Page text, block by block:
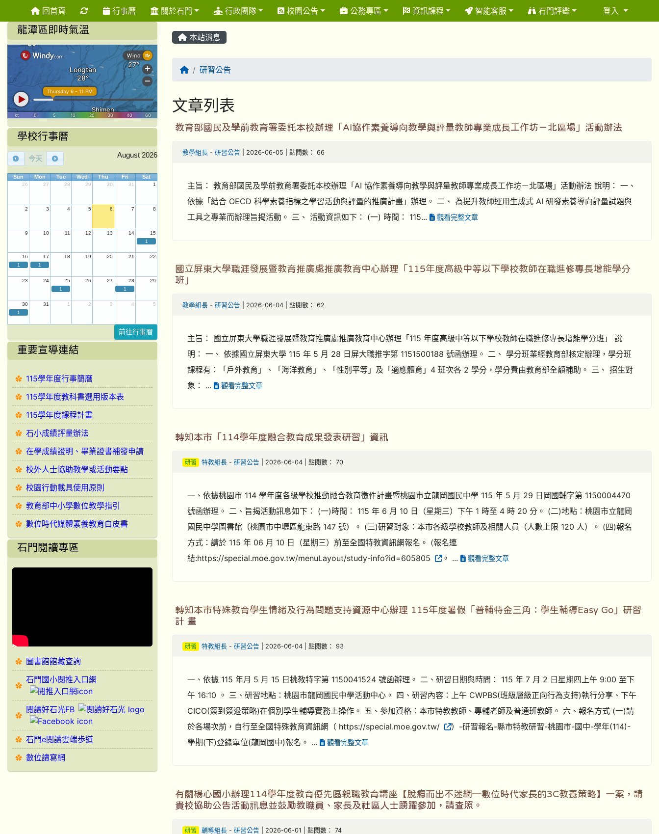
回首頁 重新取得佈景設定
行事曆 關於石門 行政團隊 校園公告 公務專區 資訊課程 智能客服 石門評鑑 登入
本站消息
回首頁研習公告
文章列表
教育部國民及學前教育署委託本校辦理「AI協作素養導向教學與評量教師專業成長工作坊－北區場」活動辦法
教學組長 - 研習公告 | 2026-06-05 | 點閱數： 66
主旨： 教育部國民及學前教育署委託本校辦理「AI 協作素養導向教學與評量教師專業成長工作坊－北區場」活動辦法 說明： 一、
依據「結合 OECD 科學素養指標之學習活動與評量的推廣計畫」辦理。 二、 為提升教師運用生成式 AI 研發素養導向評量試題與
工具之專業而辦理旨揭活動。 三、 活動資訊如下： (一) 時間： 115...
觀看完整文章
國立屏東大學職涯發展暨教育推廣處推廣教育中心辦理「115年度高級中等以下學校教師在職進修專長增能學分
班」
教學組長 - 研習公告 | 2026-06-04 | 點閱數： 62
主旨： 國立屏東大學職涯發展暨教育推廣處推廣教育中心辦理「115 年度高級中等以下學校教師在職進修專長增能學分班」 說
明： 一、 依據國立屏東大學 115 年 5 月 28 日屏大職推字第 1151500188 號函辦理。 二、 學分班業經教育部核定辦理，學分班
課程有：「戶外教育」、「海洋教育」、「性別平等」及「適應體育」4 班次各 2 學分，學分費由教育部全額補助。 三、 招生對
象： ...
觀看完整文章
轉知本市「114學年度融合教育成果發表研習」資訊
研習 特教組長- 研習公告 | 2026-06-04 | 點閱數： 70
一、依據桃園市 114 學年度各級學校推動融合教育徵件計畫暨桃園市立龍岡國民中學 115 年 5 月 29 日岡國輔字第 1150004470
號函辦理。 二、旨揭活動訊息如下： (一)時間： 115 年 6 月 10 日（星期三）下午 1 時至 4 時 20 分。 (二)地點：桃園市立龍岡
國民中學圖書館（桃園市中壢區龍東路 147 號）。 (三)研習對象：本市各級學校教師及相關人員（人數上限 120 人）。 (四)報名
方式：請於 115 年 06 月 10 日（星期三）前至全國特教資訊網報名。 (報名連
結:https://special.moe.gov.tw/menuLayout/study-info?id=605805
。 ... 觀看完整文章
轉知本市特殊教育學生情緒及行為問題支持資源中心辦理 115年度暑假「普輔特金三角：學生輔導Easy Go」研習
計 畫
研習 特教組長- 研習公告 | 2026-06-04 | 點閱數： 93
一、依據 115 年月 5 月 15 日桃教特字第 1150041524 號函辦理。 二、研習日期與時間： 115 年 7 月 2 日星期四上午 9:00 至下
午 16:10 。 三、研習地點：桃園市龍岡國民中學活動中心。 四、研習內容：上午 CWPBS(班級層級正向行為支持)執行分享、下午
CICO(簽到簽退策略)在個別學生輔導實務上操作。 五、參加資格：本市特教教師、專輔老師及普通班教師。 六、報名方式 (一)請
於各場次前，自行至全國特殊教育資訊網（ https://special.moe.gov.tw/
）-研習報名-縣市特教研習-桃園市-國中-學年(114)-
學期(下)登錄單位(龍岡國中)報名。 ...
觀看完整文章
有關楊心國小辦理114學年度教育優先區親職教育講座【脫癮而出不迷網—數位時代家長的3C教養策略】一案，請
貴校協助公告活動訊息並鼓勵教職員、家長及社區人士踴躍參加，請查照。
研習 輔導組長- 研習公告 | 2026-06-01 | 點閱數： 74
龍潭區即時氣溫
學校行事曆
今天 August 2026
Sun Mon Tue Wed Thu Fri Sat
26 27 28 29 30 31 1
2 3 4 5 6 7 8
9 10 11 12 13 14
15
1
16 17 18 19 20 21
22
1
1
23 24 25 26 27 28
29
1
1
30 31 1 2 3 4
5
1
前往行事曆
重要宣導連結
115學年度行事簡曆
115學年度教科書選用版本表
115學年度課程計畫
石小成績評量辦法
在學成績證明、畢業證書補發申請
校外人士協助教學或活動要點
校園行動載具使用原則
教育部中小學數位教學指引
數位時代媒體素養教育白皮書
石門閱讀專區
圖書館館藏查詢
石門國小閱推入口網
閱讀好石光FB
石門e閱讀雲端歩道
數位讀寫網